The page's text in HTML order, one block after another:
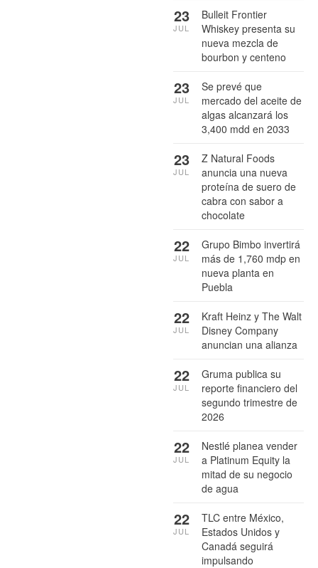
Bulleit Frontier
Whiskey presenta su
nueva mezcla de
bourbon y centeno
23
JUL
Se prevé que
mercado del aceite de
algas alcanzará los
3,400 mdd en 2033
23
JUL
Z Natural Foods
anuncia una nueva
proteína de suero de
cabra con sabor a
chocolate
23
JUL
Grupo Bimbo invertirá
más de 1,760 mdp en
nueva planta en
Puebla
22
JUL
Kraft Heinz y The Walt
Disney Company
anuncian una alianza
22
JUL
Gruma publica su
reporte financiero del
segundo trimestre de
2026
22
JUL
Nestlé planea vender
a Platinum Equity la
mitad de su negocio
de agua
22
JUL
TLC entre México,
Estados Unidos y
Canadá seguirá
impulsando
22
JUL